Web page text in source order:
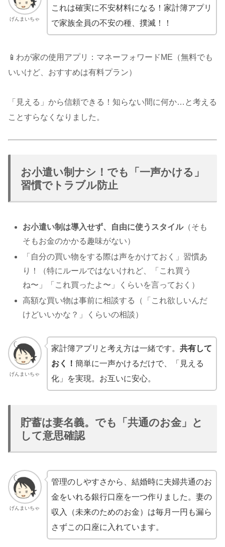
げんまいちゃ
これは確実に不安材料になる！家計簿アプリ
で家族全員の不安の種、撲滅！！
📱わが家の使用アプリ：マネーフォワードME（無料でも
いいけど、おすすめは有料プラン）
「見える」から信頼できる！知らない間に何か…と考える
ことすらなくなりました。
お小遣い制ナシ！でも「一声かける」
習慣でトラブル防止
お小遣い制は導入せず、自由に使うスタイル（そも
そもお金のかかる趣味がない）
「自分の買い物をする際は声をかけておく」習慣あ
り！（特にルールではないけれど、「これ買う
ね〜」「これ買ったよ〜」くらいを言っておく）
高額な買い物は事前に相談する（「これ欲しいんだ
けどいいかな？」くらいの相談）
げんまいちゃ
家計簿アプリと考え方は一緒です。 共有して
おく！ 簡単に一声かけるだけで、「見える
化」を実現。お互いに安心。
貯蓄は妻名義。でも「共通のお金」と
して意思確認
げんまいちゃ
管理のしやすさから、結婚時に夫婦共通のお
金をいれる銀行口座を一つ作りました。妻の
収入（未来のためのお金）は毎月一円も漏ら
さずこの口座に入れています。